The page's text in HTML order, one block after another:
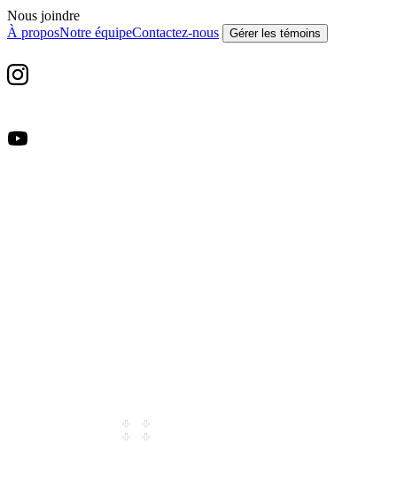
Nous joindre
À proposNotre équipeContactez-nous Gérer les témoins